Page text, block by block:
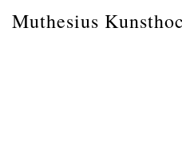
Muthesius